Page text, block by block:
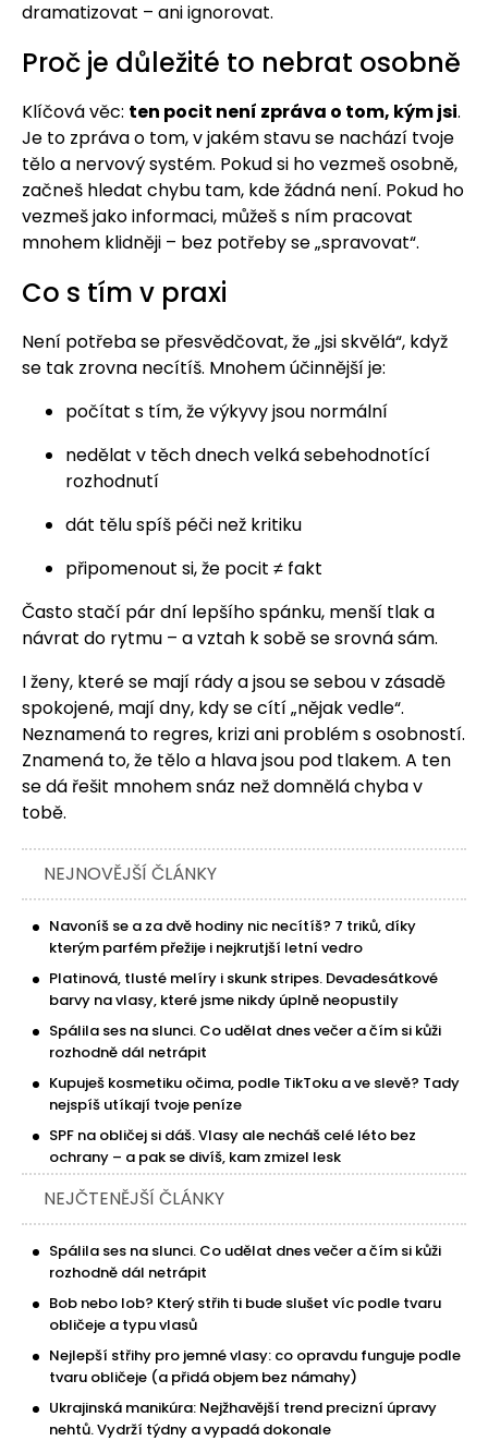
dramatizovat – ani ignorovat.
Proč je důležité to nebrat osobně
Klíčová věc: ten pocit není zpráva o tom, kým jsi.
Je to zpráva o tom, v jakém stavu se nachází tvoje
tělo a nervový systém. Pokud si ho vezmeš osobně,
začneš hledat chybu tam, kde žádná není. Pokud ho
vezmeš jako informaci, můžeš s ním pracovat
mnohem klidněji – bez potřeby se „spravovat“.
Co s tím v praxi
Není potřeba se přesvědčovat, že „jsi skvělá“, když
se tak zrovna necítíš. Mnohem účinnější je:
počítat s tím, že výkyvy jsou normální
nedělat v těch dnech velká sebehodnotící
rozhodnutí
dát tělu spíš péči než kritiku
připomenout si, že pocit ≠ fakt
Často stačí pár dní lepšího spánku, menší tlak a
návrat do rytmu – a vztah k sobě se srovná sám.
I ženy, které se mají rády a jsou se sebou v zásadě
spokojené, mají dny, kdy se cítí „nějak vedle“.
Neznamená to regres, krizi ani problém s osobností.
Znamená to, že tělo a hlava jsou pod tlakem. A ten
se dá řešit mnohem snáz než domnělá chyba v
tobě.
NEJNOVĚJŠÍ ČLÁNKY
Navoníš se a za dvě hodiny nic necítíš? 7 triků, díky
kterým parfém přežije i nejkrutjší letní vedro
Platinová, tlusté melíry i skunk stripes. Devadesátkové
barvy na vlasy, které jsme nikdy úplně neopustily
Spálila ses na slunci. Co udělat dnes večer a čím si kůži
rozhodně dál netrápit
Kupuješ kosmetiku očima, podle TikToku a ve slevě? Tady
nejspíš utíkají tvoje peníze
SPF na obličej si dáš. Vlasy ale necháš celé léto bez
ochrany – a pak se divíš, kam zmizel lesk
NEJČTENĚJŠÍ ČLÁNKY
Spálila ses na slunci. Co udělat dnes večer a čím si kůži
rozhodně dál netrápit
Bob nebo lob? Který střih ti bude slušet víc podle tvaru
obličeje a typu vlasů
Nejlepší střihy pro jemné vlasy: co opravdu funguje podle
tvaru obličeje (a přidá objem bez námahy)
Ukrajinská manikúra: Nejžhavější trend precizní úpravy
nehtů. Vydrží týdny a vypadá dokonale